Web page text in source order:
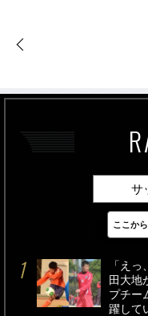
サ
最新
「え
田大地
プチー
躍して
ここか